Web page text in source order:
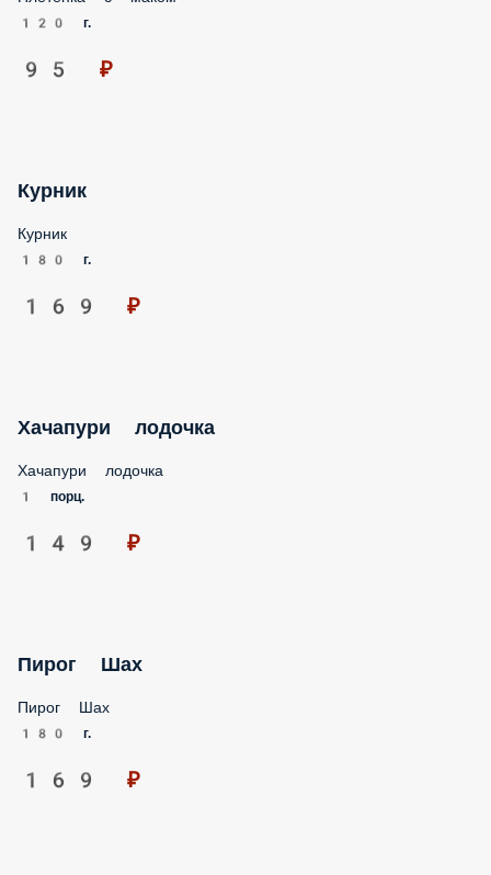
120 г.
95 ₽
Курник
Курник
180 г.
169 ₽
Хачапури лодочка
Хачапури лодочка
1 порц.
149 ₽
Пирог Шах
Пирог Шах
169 ₽